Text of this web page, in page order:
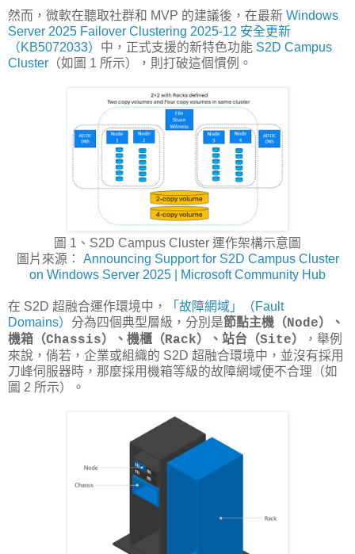
然而，微軟在聽取社群和 MVP 的建議後，在最新 Windows
Server 2025 Failover Clustering 2025-12 安全更新
（KB5072033） 中，正式支援的新特色功能 S2D Campus
Cluster （如圖 1 所示），則打破這個慣例。
圖 1、S2D Campus Cluster 運作架構示意圖
圖片來源： Announcing Support for S2D Campus Cluster
on Windows Server 2025 | Microsoft Community Hub
在 S2D 超融合運作環境中，
「故障網域」（Fault
Domains） 分為四個典型層級，分別是節點主機（Node）、
機箱（Chassis）、機櫃（Rack）、站台（Site）
，舉例
來說，倘若，企業或組織的 S2D 超融合環境中，並沒有採用
刀峰伺服器時，那麼採用機箱等級的故障網域便不合理（如
圖 2 所示）。